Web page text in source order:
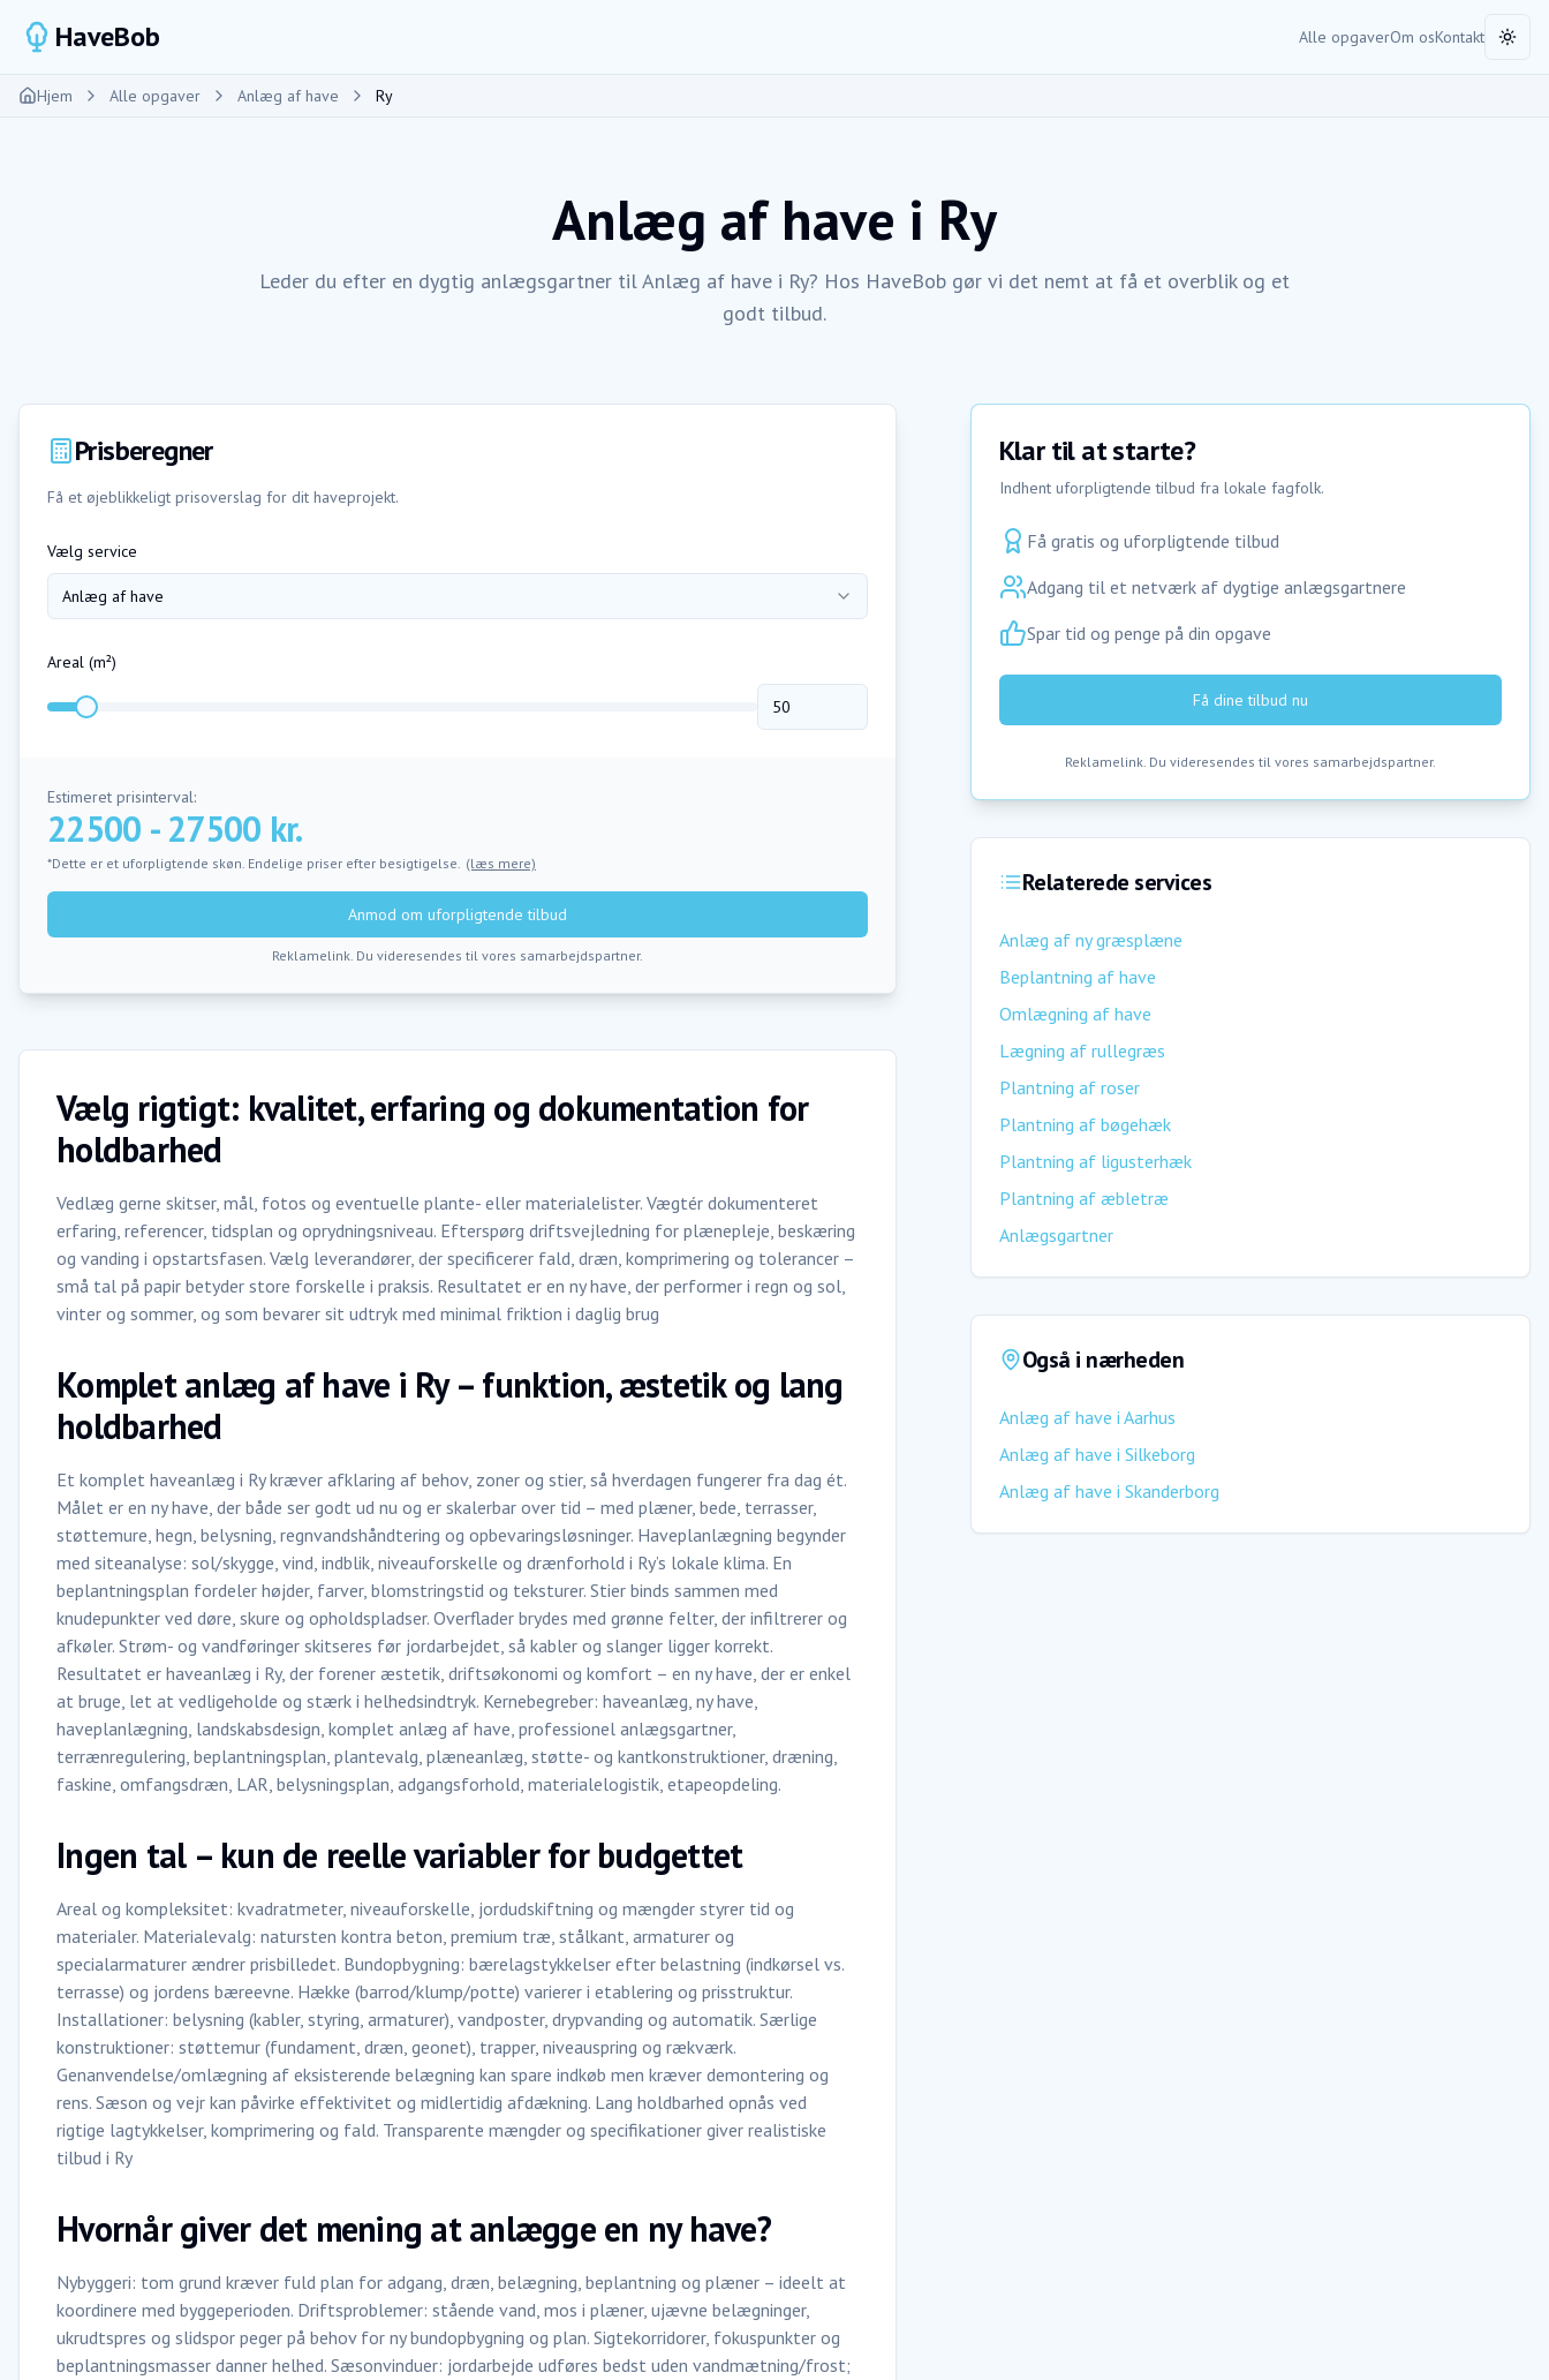
HaveBob Alle opgaverOm osKontakt
Hjem Alle opgaver Anlæg af have Ry
Anlæg af have i Ry
Leder du efter en dygtig anlægsgartner til Anlæg af have i Ry? Hos HaveBob gør vi det nemt at få et overblik og et
godt tilbud.
Prisberegner
Få et øjeblikkeligt prisoverslag for dit haveprojekt.
Vælg service
Anlæg af have
Areal (m²)
Estimeret prisinterval:
22500 - 27500 kr.
*Dette er et uforpligtende skøn. Endelige priser efter besigtigelse. (læs mere)
Anmod om uforpligtende tilbud
Reklamelink. Du videresendes til vores samarbejdspartner.
Vælg rigtigt: kvalitet, erfaring og dokumentation for
holdbarhed
Vedlæg gerne skitser, mål, fotos og eventuelle plante- eller materialelister. Vægtér dokumenteret
erfaring, referencer, tidsplan og oprydningsniveau. Efterspørg driftsvejledning for plænepleje, beskæring
og vanding i opstartsfasen. Vælg leverandører, der specificerer fald, dræn, komprimering og tolerancer –
små tal på papir betyder store forskelle i praksis. Resultatet er en ny have, der performer i regn og sol,
vinter og sommer, og som bevarer sit udtryk med minimal friktion i daglig brug
Komplet anlæg af have i Ry – funktion, æstetik og lang
holdbarhed
Et komplet haveanlæg i Ry kræver afklaring af behov, zoner og stier, så hverdagen fungerer fra dag ét.
Målet er en ny have, der både ser godt ud nu og er skalerbar over tid – med plæner, bede, terrasser,
støttemure, hegn, belysning, regnvandshåndtering og opbevaringsløsninger. Haveplanlægning begynder
med siteanalyse: sol/skygge, vind, indblik, niveauforskelle og drænforhold i Ry’s lokale klima. En
beplantningsplan fordeler højder, farver, blomstringstid og teksturer. Stier binds sammen med
knudepunkter ved døre, skure og opholdspladser. Overflader brydes med grønne felter, der infiltrerer og
afkøler. Strøm- og vandføringer skitseres før jordarbejdet, så kabler og slanger ligger korrekt.
Resultatet er haveanlæg i Ry, der forener æstetik, driftsøkonomi og komfort – en ny have, der er enkel
at bruge, let at vedligeholde og stærk i helhedsindtryk. Kernebegreber: haveanlæg, ny have,
haveplanlægning, landskabsdesign, komplet anlæg af have, professionel anlægsgartner,
terrænregulering, beplantningsplan, plantevalg, plæneanlæg, støtte- og kantkonstruktioner, dræning,
faskine, omfangsdræn, LAR, belysningsplan, adgangsforhold, materialelogistik, etapeopdeling.
Ingen tal – kun de reelle variabler for budgettet
Areal og kompleksitet: kvadratmeter, niveauforskelle, jordudskiftning og mængder styrer tid og
materialer. Materialevalg: natursten kontra beton, premium træ, stålkant, armaturer og
specialarmaturer ændrer prisbilledet. Bundopbygning: bærelagstykkelser efter belastning (indkørsel vs.
terrasse) og jordens bæreevne. Hække (barrod/klump/potte) varierer i etablering og prisstruktur.
Installationer: belysning (kabler, styring, armaturer), vandposter, drypvanding og automatik. Særlige
konstruktioner: støttemur (fundament, dræn, geonet), trapper, niveauspring og rækværk.
Genanvendelse/omlægning af eksisterende belægning kan spare indkøb men kræver demontering og
rens. Sæson og vejr kan påvirke effektivitet og midlertidig afdækning. Lang holdbarhed opnås ved
rigtige lagtykkelser, komprimering og fald. Transparente mængder og specifikationer giver realistiske
tilbud i Ry
Hvornår giver det mening at anlægge en ny have?
Nybyggeri: tom grund kræver fuld plan for adgang, dræn, belægning, beplantning og plæner – ideelt at
koordinere med byggeperioden. Driftsproblemer: stående vand, mos i plæner, ujævne belægninger,
ukrudtspres og slidspor peger på behov for ny bundopbygning og plan. Sigtekorridorer, fokuspunkter og
beplantningsmasser danner helhed. Sæsonvinduer: jordarbejde udføres bedst uden vandmætning/frost;
Klar til at starte?
Indhent uforpligtende tilbud fra lokale fagfolk.
Få gratis og uforpligtende tilbud
Adgang til et netværk af dygtige anlægsgartnere
Spar tid og penge på din opgave
Få dine tilbud nu
Reklamelink. Du videresendes til vores samarbejdspartner.
Relaterede services
Anlæg af ny græsplæne
Beplantning af have
Omlægning af have
Lægning af rullegræs
Plantning af roser
Plantning af bøgehæk
Plantning af ligusterhæk
Plantning af æbletræ
Anlægsgartner
Også i nærheden
Anlæg af have i Aarhus
Anlæg af have i Silkeborg
Anlæg af have i Skanderborg